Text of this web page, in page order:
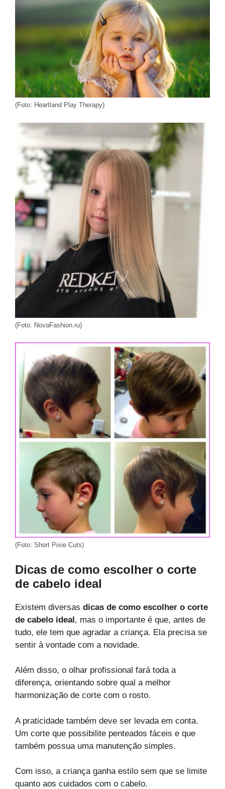
(Foto: Heartland Play Therapy)
(Foto: NovaFashion.ru)
(Foto: Short Pixie Cuts)
Dicas de como escolher o corte
de cabelo ideal
Existem diversas dicas de como escolher o corte
de cabelo ideal, mas o importante é que, antes de
tudo, ele tem que agradar a criança. Ela precisa se
sentir à vontade com a novidade.
Além disso, o olhar profissional fará toda a
diferença, orientando sobre qual a melhor
harmonização de corte com o rosto.
A praticidade também deve ser levada em conta.
Um corte que possibilite penteados fáceis e que
também possua uma manutenção simples.
Com isso, a criança ganha estilo sem que se limite
quanto aos cuidados com o cabelo.